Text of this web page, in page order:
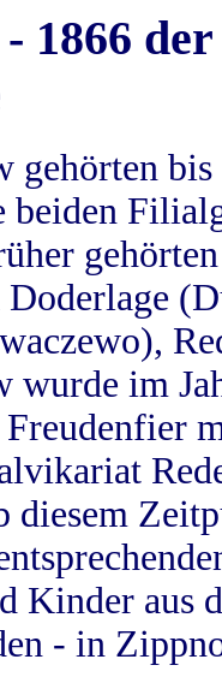
- 1866
gehörten
im
Freudenfier
diesem
Kinder aus
- in